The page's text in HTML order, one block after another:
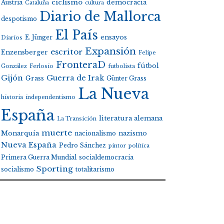
Austria Cataluña ciclismo cultura democracia
despotismo Diario de Mallorca
Diarios E. Jünger El País ensayos
Enzensberger escritor Expansión Felipe
González Ferlosio FronteraD futbolista fútbol
Gijón Grass Guerra de Irak Günter Grass
historia independentismo La Nueva
España La Transición literatura alemana
Monarquía muerte nacionalismo nazismo
Nueva España Pedro Sánchez pintor política
Primera Guerra Mundial socialdemocracia
socialismo Sporting totalitarismo